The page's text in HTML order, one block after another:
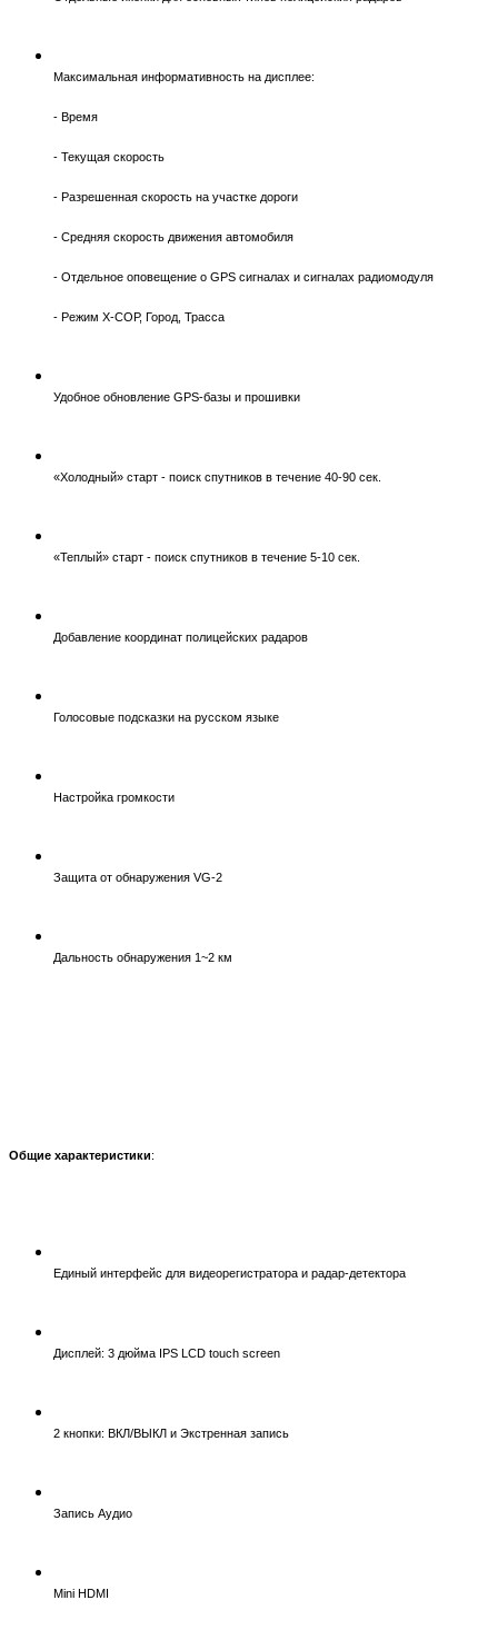
Максимальная информативность на дисплее:
- Время
- Текущая скорость
- Разрешенная скорость на участке дороги
- Средняя скорость движения автомобиля
- Отдельное оповещение о GPS сигналах и сигналах радиомодуля
- Режим Х-СОР, Город, Трасса
Удобное обновление GPS-базы и прошивки
«Холодный» старт - поиск спутников в течение 40-90 сек.
«Теплый» старт - поиск спутников в течение 5-10 сек.
Добавление координат полицейских радаров
Голосовые подсказки на русском языке
Настройка громкости
Защита от обнаружения VG-2
Дальность обнаружения 1~2 км
Общие характеристики:
Единый интерфейс для видеорегистратора и радар-детектора
Дисплей: 3 дюйма IPS LCD touch screen
2 кнопки: ВКЛ/ВЫКЛ и Экстренная запись
Запись Аудио
Mini HDMI